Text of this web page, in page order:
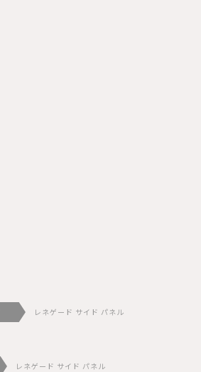
レネゲード サイド パネル
レネゲード サイド パネル